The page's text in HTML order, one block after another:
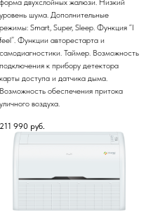
форма двухслойных жалюзи. Низкий
уровень шума. Дополнительные
режимы: Smart, Super, Sleep. Функция “I
feel”. Функции авторестарта и
самодиагностики. Таймер. Возможность
подключения к прибору детектора
карты доступа и датчика дыма.
Возможность обеспечения притока
уличного воздуха.
211 990 руб.